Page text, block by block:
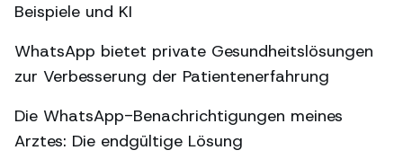
Beispiele und KI
WhatsApp bietet private Gesundheitslösungen
zur Verbesserung der Patientenerfahrung
Die WhatsApp-Benachrichtigungen meines
Arztes: Die endgültige Lösung